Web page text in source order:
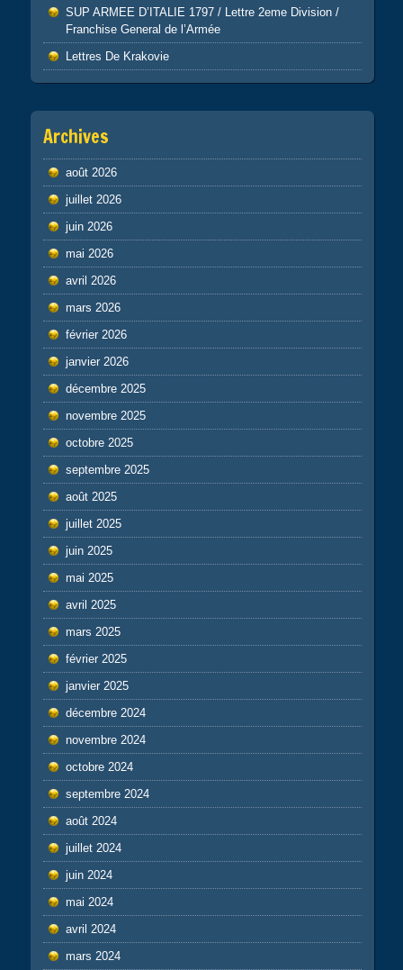
SUP ARMEE D’ITALIE 1797 / Lettre 2eme Division /
Franchise General de l’Armée
Lettres De Krakovie
Archives
août 2026
juillet 2026
juin 2026
mai 2026
avril 2026
mars 2026
février 2026
janvier 2026
décembre 2025
novembre 2025
octobre 2025
septembre 2025
août 2025
juillet 2025
juin 2025
mai 2025
avril 2025
mars 2025
février 2025
janvier 2025
décembre 2024
novembre 2024
octobre 2024
septembre 2024
août 2024
juillet 2024
juin 2024
mai 2024
avril 2024
mars 2024